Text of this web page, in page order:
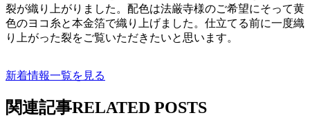
裂が織り上がりました。配色は法厳寺様のご希望にそって黄
色のヨコ糸と本金箔で織り上げました。仕立てる前に一度織
り上がった裂をご覧いただきたいと思います。
新着情報一覧を見る
関連記事RELATED POSTS